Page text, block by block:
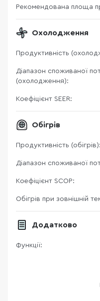
Рекомендована площа
Охолодження
Продуктивність
Діапазон споживаної
(охолодження):
Коефіцієнт SEER:
Обігрів
Продуктивність (обігрів):
Діапазон споживаної
Коефіцієнт SCOP:
Обігрів при зовнішній
Додатково
Функції: